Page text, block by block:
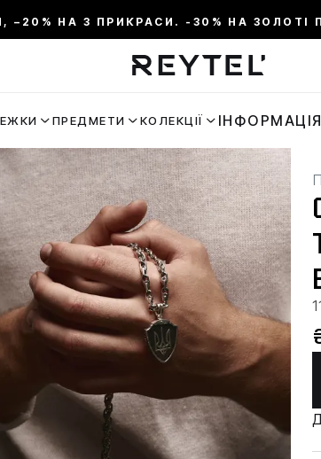
–20% НА 3 ПРИКРАСИ. -30% НА ЗОЛОТІ
ПРЕДМЕТИ КОЛЕКЦІЇ ІНФОРМАЦІЯ